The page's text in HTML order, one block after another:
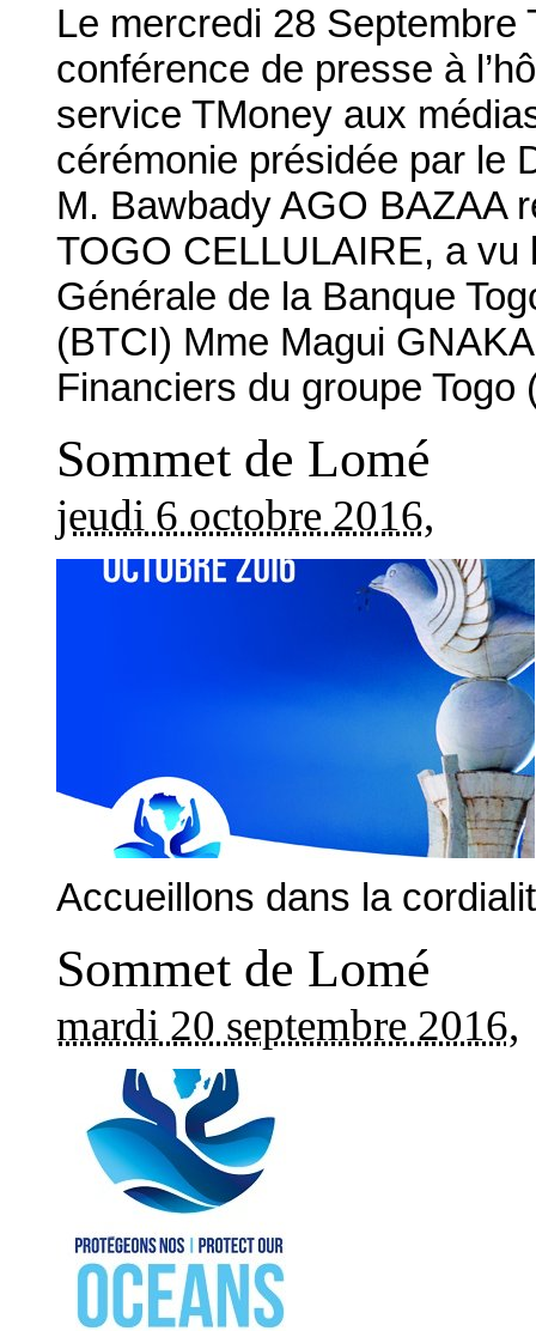
Le mercredi 28
conférence de presse à
service TMoney aux
cérémonie présidée par le
M. Bawbady AGO BAZAA
TOGO CELLULAIRE, a
Générale de la Banque
(BTCI) Mme Magui
Financiers du groupe
Sommet de Lomé
jeudi 6 octobre 2016,
Accueillons dans la
Sommet de Lomé
mardi 20 septembre 2016,